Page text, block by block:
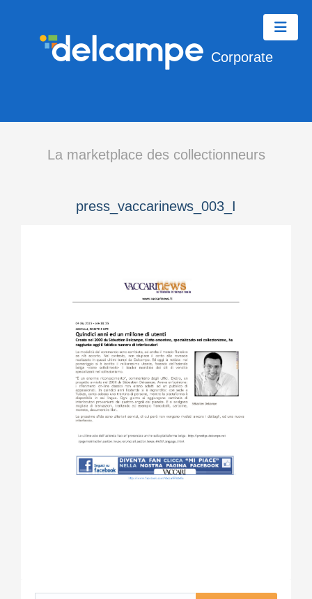
Corporate
La marketplace des collectionneurs
press_vaccarinews_003_I